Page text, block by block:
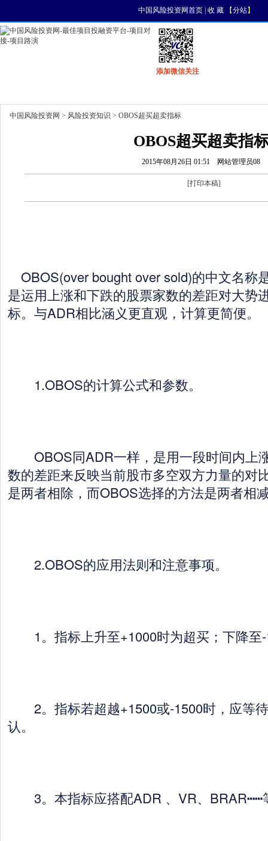
中国风险投资网首页| 收 藏【分站】
添加微信关注
中国风险投资网 > 风险投资知识 > OBOS超买超卖指标
OBOS超买超卖指
2015年08月26日 01:51 网站管理员08
[打印本稿]
OBOS(over bought over sold)的中文名称
是运用上涨和下跌的股票家数的差距对大势
标。与ADR相比涵义更直观，计算更简便。
1.OBOS的计算公式和参数。
OBOS同ADR一样，是用一段时间内上
数的差距来反映当前股市多空双方力量的对
是两者相除，而OBOS选择的方法是两者相
2.OBOS的应用法则和注意事项。
1。指标上升至+1000时为超买；下降至-
2。指标若超越+1500或-1500时，应等
认。
3。本指标应搭配ADR 、VR、BRAR┅┅